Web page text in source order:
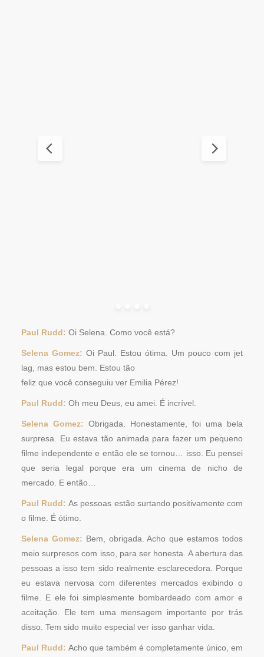
Paul Rudd: Oi Selena. Como você está?
Selena Gomez: Oi Paul. Estou ótima. Um pouco com jet
lag, mas estou bem. Estou tão
feliz que você conseguiu ver Emilia Pérez!
Paul Rudd: Oh meu Deus, eu amei. É incrível.
Selena Gomez: Obrigada. Honestamente, foi uma bela
surpresa. Eu estava tão animada para fazer um pequeno
filme independente e então ele se tornou… isso. Eu pensei
que seria legal porque era um cinema de nicho de
mercado. E então…
Paul Rudd:As pessoas estão surtando positivamente com
o filme. É ótimo.
Selena Gomez: Bem, obrigada. Acho que estamos todos
meio surpresos com isso, para ser honesta. A abertura das
pessoas a isso tem sido realmente esclarecedora. Porque
eu estava nervosa com diferentes mercados exibindo o
filme. E ele foi simplesmente bombardeado com amor e
aceitação. Ele tem uma mensagem importante por trás
disso. Tem sido muito especial ver isso ganhar vida.
Paul Rudd: Acho que também é completamente único, em